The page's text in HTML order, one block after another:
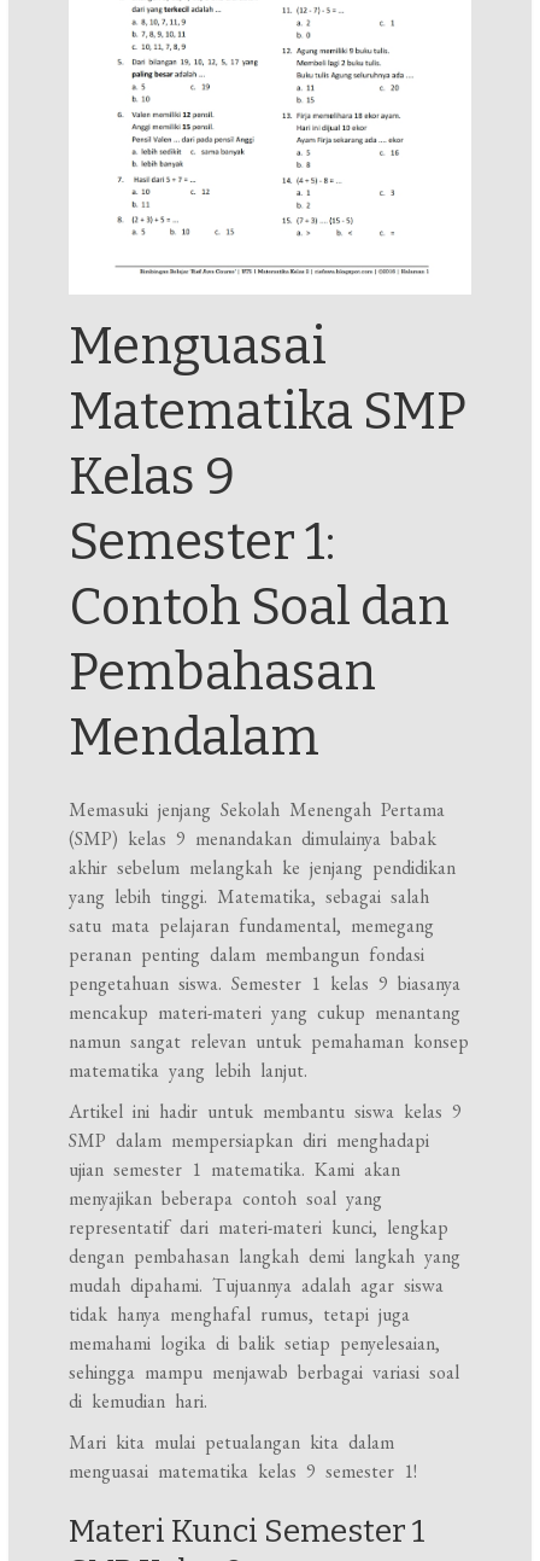
Menguasai
Matematika SMP
Kelas 9
Semester 1:
Contoh Soal dan
Pembahasan
Mendalam
Memasuki jenjang Sekolah Menengah Pertama
(SMP) kelas 9 menandakan dimulainya babak
akhir sebelum melangkah ke jenjang pendidikan
yang lebih tinggi. Matematika, sebagai salah
satu mata pelajaran fundamental, memegang
peranan penting dalam membangun fondasi
pengetahuan siswa. Semester 1 kelas 9 biasanya
mencakup materi-materi yang cukup menantang
namun sangat relevan untuk pemahaman konsep
matematika yang lebih lanjut.
Artikel ini hadir untuk membantu siswa kelas 9
SMP dalam mempersiapkan diri menghadapi
ujian semester 1 matematika. Kami akan
menyajikan beberapa contoh soal yang
representatif dari materi-materi kunci, lengkap
dengan pembahasan langkah demi langkah yang
mudah dipahami. Tujuannya adalah agar siswa
tidak hanya menghafal rumus, tetapi juga
memahami logika di balik setiap penyelesaian,
sehingga mampu menjawab berbagai variasi soal
di kemudian hari.
Mari kita mulai petualangan kita dalam
menguasai matematika kelas 9 semester 1!
Materi Kunci Semester 1